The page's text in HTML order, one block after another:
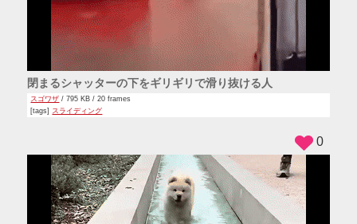
閉まるシャッターの下をギリギリで滑り抜ける人
スゴワザ / 795 KB / 20 frames
[tags] スライディング
0